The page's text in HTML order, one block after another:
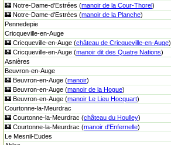
🏰 Notre-Dame-d'Estrées (manoir de la Cour-Thorel)
🏰 Notre-Dame-d'Estrées (manoir de la Planche)
Pennedepie
Cricqueville-en-Auge
🏰 Cricqueville-en-Auge (château de Cricqueville-en-Auge)
🏰 Cricqueville-en-Auge (manoir dit des Quatre Nations)
Asnières
Beuvron-en-Auge
🏰 Beuvron-en-Auge (manoir)
🏰 Beuvron-en-Auge (manoir de la Hogue)
🏰 Beuvron-en-Auge (manoir Le Lieu Hocquart)
Courtonne-la-Meurdrac
🏰 Courtonne-la-Meurdrac (château du Houlley)
🏰 Courtonne-la-Meurdrac (manoir d'Enfernelle)
Le Mesnil-Eudes